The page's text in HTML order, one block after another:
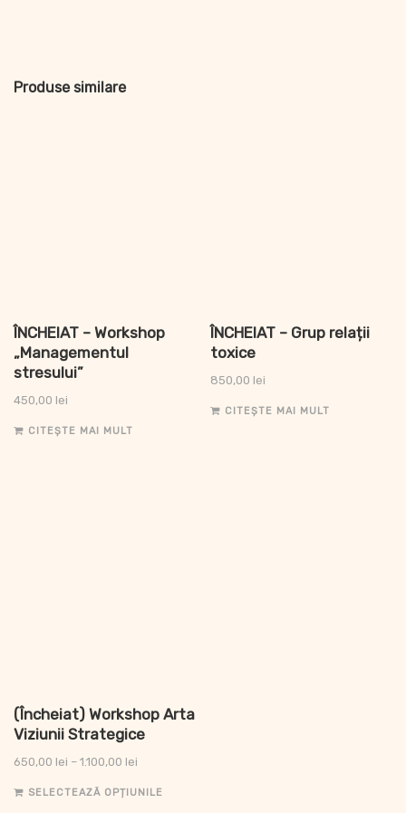
Produse similare
ÎNCHEIAT – Workshop
„Managementul
stresului”
450,00 lei
CITEȘTE MAI MULT
ÎNCHEIAT – Grup relații
toxice
850,00 lei
CITEȘTE MAI MULT
(Încheiat) Workshop Arta
Viziunii Strategice
650,00 lei – 1.100,00 lei
SELECTEAZĂ OPȚIUNILE